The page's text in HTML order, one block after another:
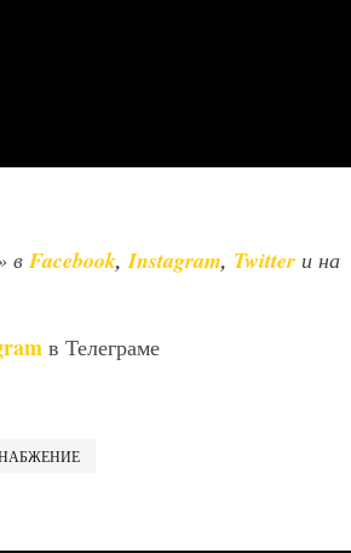
вFacebook,Instagram, Twitter и на
в Телеграме